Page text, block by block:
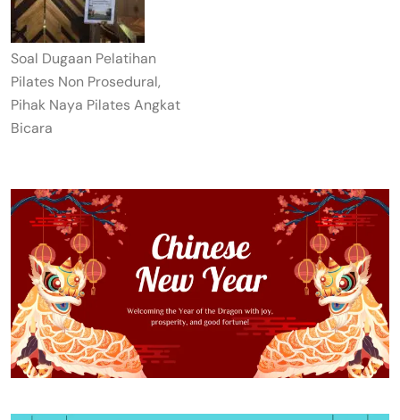
Soal Dugaan Pelatihan
Pilates Non Prosedural,
Pihak Naya Pilates Angkat
Bicara